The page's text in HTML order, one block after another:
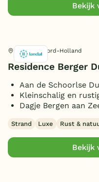
Bekijk
Schoorl, Noord-Holland
Residence Berger
Aan de Schoorlse
Kleinschalig en
Dagje Bergen aan
Strand Luxe Rust &
Bekijk